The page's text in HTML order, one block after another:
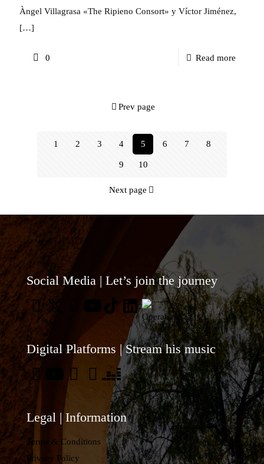
Àngel Villagrasa «The Ripieno Consort» y Víctor Jiménez,
[…]
0 Read more
Prev page
1 2 3 4 5 6 7 8
9 10
Next page
Social Media | Let’s join the journey
Digital Platforms | Stream his music
Legal | Information
Terms & Conditions
Privacy Policy